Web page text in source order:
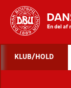
KLUB/HOLD